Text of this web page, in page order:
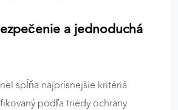
a jednoduchá
spĺňa najprísnejšie kritériá
podľa triedy ochrany